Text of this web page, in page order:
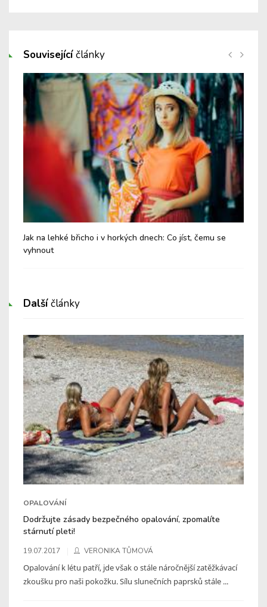
Souvisejícíčlánky
Jak na lehké břicho i v horkých dnech: Co jíst, čemu se
vyhnout
Dalšíčlánky
OPALOVÁNÍ
Dodržujte zásady bezpečného opalování, zpomalíte
stárnutí pleti!
19.07.2017 VERONIKA TŮMOVÁ
Opalování k létu patří, jde však o stále náročnější zatěžkávací
zkoušku pro naši pokožku. Sílu slunečních paprsků stále ...